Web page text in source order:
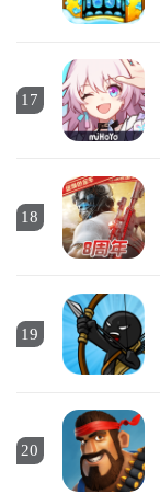
17
18
19
20